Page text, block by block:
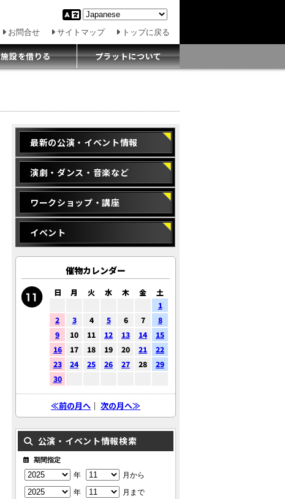
お問合せ サイトマップ トップに戻る
施設を借りる プラットについて
最新の公演・イベント情報
演劇・ダンス・音楽など
ワークショップ・講座
イベント
催物カレンダー
日 月 火 水 木 金
土
1
2
3 4 5 6 7
8
9
10 11 12 13 14
15
16
17 18 19 20 21
22
23
24 25 26 27 28
29
30
≪前の月へ ｜ 次の月へ≫
公演・イベント情報検索
期間指定
年
月から
年
月まで